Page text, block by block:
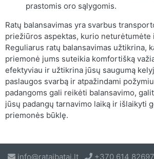
prastomis oro sąlygomis.
Ratų balansavimas yra svarbus
priežiūros aspektas, kurio neturėtumėte
Reguliarus ratų balansavimas užtikrina,
priemonė jums suteikia komfortišką
efektyviau ir užtikrina jūsų saugumą
paslaugos svarbą ir atpažindami
padangoms gali reikėti balansavimo,
jūsų padangų tarnavimo laiką ir išlaikyti
priemonės būklę.
info@rataibatai.lt +370 614 82697